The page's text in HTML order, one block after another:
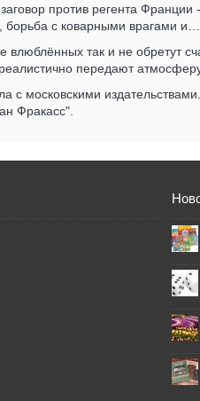
против регента Франции
борьба с коварными врагами и…
так и не обретут
передают атмосферу
московскими
Фракасс".